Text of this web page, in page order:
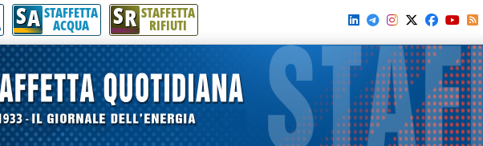
la notizia.
SA STAFFETTA
ACQUA SR STAFFETTA
RIFIUTI